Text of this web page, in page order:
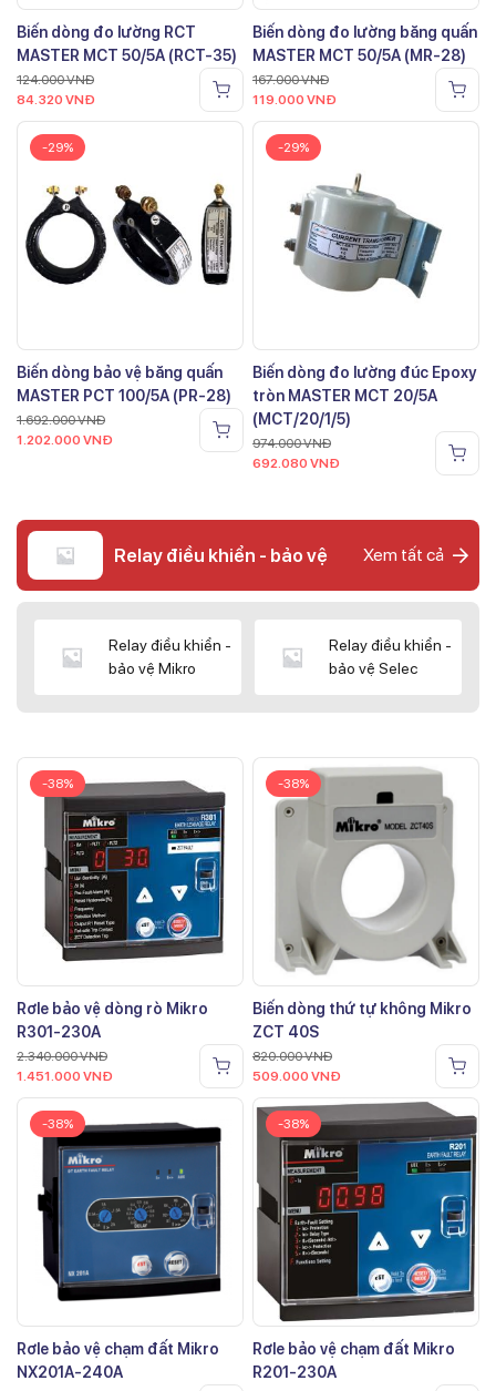
Biến dòng đo lường RCT
MASTER MCT 50/5A (RCT-35)
124.000VNĐ
84.320 VNĐ
Biến dòng đo lường băng quấn
MASTER MCT 50/5A (MR-28)
167.000VNĐ
119.000 VNĐ
-29%
Biến dòng bảo vệ băng quấn
MASTER PCT 100/5A (PR-28)
1.692.000VNĐ
1.202.000 VNĐ
-29%
Biến dòng đo lường đúc Epoxy
tròn MASTER MCT 20/5A
(MCT/20/1/5)
974.000VNĐ
692.080 VNĐ
Relay điều khiển - bảo vệ Xem tất cả
Relay điều khiển -
bảo vệ Mikro
Relay điều khiển -
bảo vệ Selec
-38%
Rơle bảo vệ dòng rò Mikro
R301-230A
2.340.000VNĐ
1.451.000 VNĐ
-38%
Biến dòng thứ tự không Mikro
ZCT 40S
820.000VNĐ
509.000 VNĐ
-38%
Rơle bảo vệ chạm đất Mikro
NX201A-240A
-38%
Rơle bảo vệ chạm đất Mikro
R201-230A